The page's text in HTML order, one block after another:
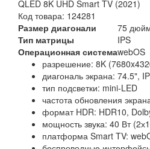
QLED 8K UHD Smart TV (2021)
Код товара: 124281
Размер диагонали
75
Тип матрицы
IPS
Операционная системаwebOS
разрешение: 8K
диагональ экрана: 74.5",
тип подсветки: mini-LED
частота обновления
формат HDR: HDR10,
мощность звука: 40 Вт
платформа Smart TV: